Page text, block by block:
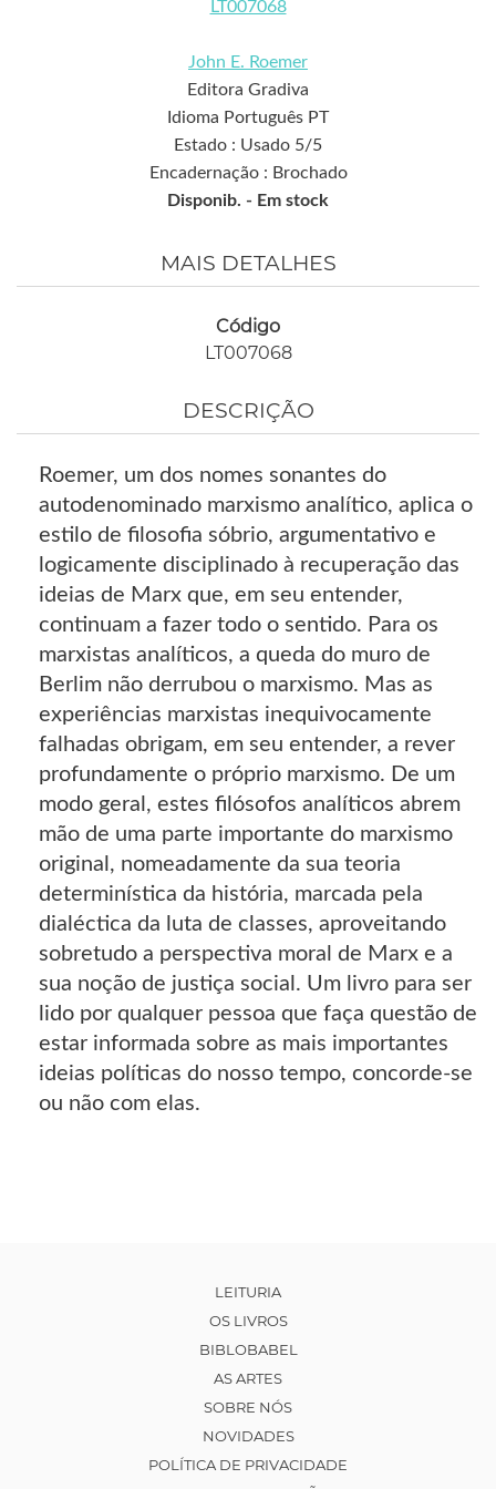
LT007068
John E. Roemer
Editora Gradiva
Idioma Português PT
Estado : Usado 5/5
Encadernação : Brochado
Disponib. - Em stock
MAIS DETALHES
Código
LT007068
DESCRIÇÃO
Roemer, um dos nomes sonantes do
autodenominado marxismo analítico, aplica o
estilo de filosofia sóbrio, argumentativo e
logicamente disciplinado à recuperação das
ideias de Marx que, em seu entender,
continuam a fazer todo o sentido. Para os
marxistas analíticos, a queda do muro de
Berlim não derrubou o marxismo. Mas as
experiências marxistas inequivocamente
falhadas obrigam, em seu entender, a rever
profundamente o próprio marxismo. De um
modo geral, estes filósofos analíticos abrem
mão de uma parte importante do marxismo
original, nomeadamente da sua teoria
determinística da história, marcada pela
dialéctica da luta de classes, aproveitando
sobretudo a perspectiva moral de Marx e a
sua noção de justiça social. Um livro para ser
lido por qualquer pessoa que faça questão de
estar informada sobre as mais importantes
ideias políticas do nosso tempo, concorde-se
ou não com elas.
LEITURIA
OS LIVROS
BIBLOBABEL
AS ARTES
SOBRE NÓS
NOVIDADES
POLÍTICA DE PRIVACIDADE